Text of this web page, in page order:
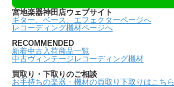
宮地楽器神田店ウェブサイト
ギター、ベース、エフェクターページへ
レコーディング機材ページへ
RECOMMENDED
新着中古入荷商品一覧
中古ヴィンテージレコーディング機材
買取り・下取りのご相談
お手持ちの楽器・機材の買取り下取りはこちら